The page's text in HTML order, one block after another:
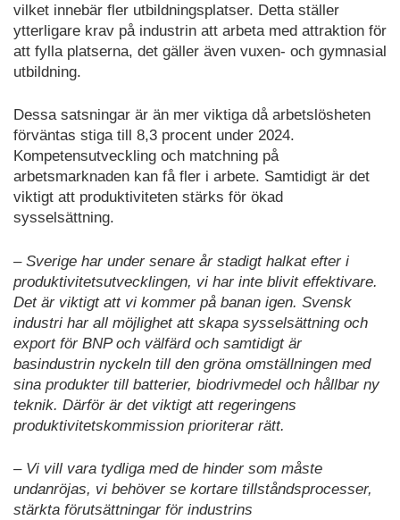
vilket innebär fler utbildningsplatser. Detta ställer
ytterligare krav på industrin att arbeta med attraktion för
att fylla platserna, det gäller även vuxen- och gymnasial
utbildning.
Dessa satsningar är än mer viktiga då arbetslösheten
förväntas stiga till 8,3 procent under 2024.
Kompetensutveckling och matchning på
arbetsmarknaden kan få fler i arbete. Samtidigt är det
viktigt att produktiviteten stärks för ökad
sysselsättning.
– Sverige har under senare år stadigt halkat efter i
produktivitetsutvecklingen, vi har inte blivit effektivare.
Det är viktigt att vi kommer på banan igen. Svensk
industri har all möjlighet att skapa sysselsättning och
export för BNP och välfärd och samtidigt är
basindustrin nyckeln till den gröna omställningen med
sina produkter till batterier, biodrivmedel och hållbar ny
teknik. Därför är det viktigt att regeringens
produktivitetskommission prioriterar rätt.
– Vi vill vara tydliga med de hinder som måste
undanröjas, vi behöver se kortare tillståndsprocesser,
stärkta förutsättningar för industrins